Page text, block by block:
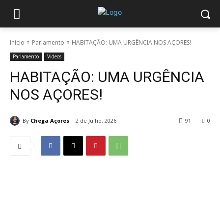
Início Parlamento HABITAÇÃO: UMA URGÊNCIA NOS AÇORES!
Parlamento Videos
HABITAÇÃO: UMA URGÊNCIA
NOS AÇORES!
By Chega Açores 2 de Julho, 2026 0
91